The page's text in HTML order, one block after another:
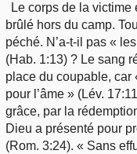
Le corps de la victime
brûlé hors du camp.
péché. N’a-t-il pas «
(Hab. 1:13) ? Le sang
place du coupable, car
pour l’âme » (Lév.
grâce, par la
Dieu a présenté pour
(Rom. 3:24). « Sans